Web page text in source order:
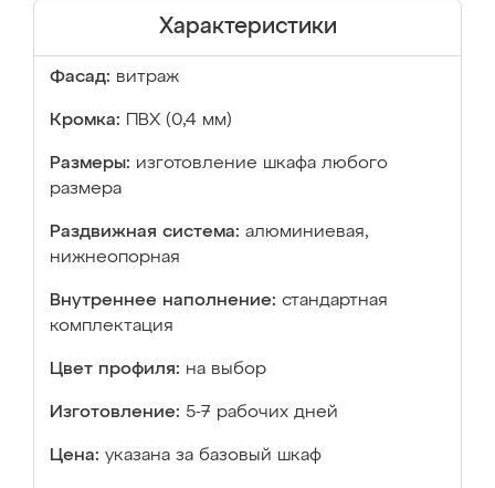
Характеристики
Фасад: витраж
Кромка: ПВХ (0,4 мм)
Размеры: изготовление шкафа любого
размера
Раздвижная система: алюминиевая,
нижнеопорная
Внутреннее наполнение: стандартная
комплектация
Цвет профиля: на выбор
Изготовление: 5-7 рабочих дней
Цена: указана за базовый шкаф